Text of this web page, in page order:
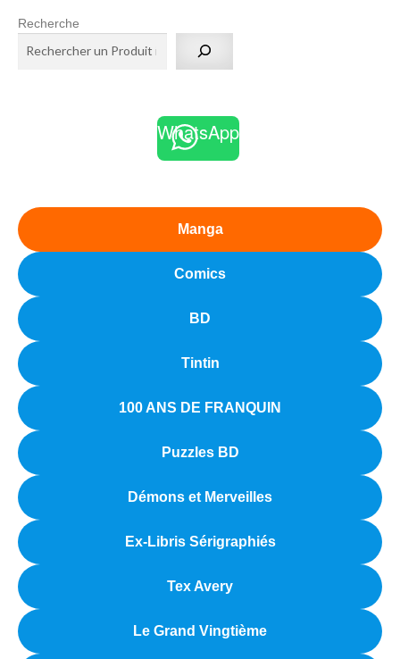
Recherche
WhatsApp
Manga
Comics
BD
Tintin
100 ANS DE FRANQUIN
Puzzles BD
Démons et Merveilles
Ex-Libris Sérigraphiés
Tex Avery
Le Grand Vingtième